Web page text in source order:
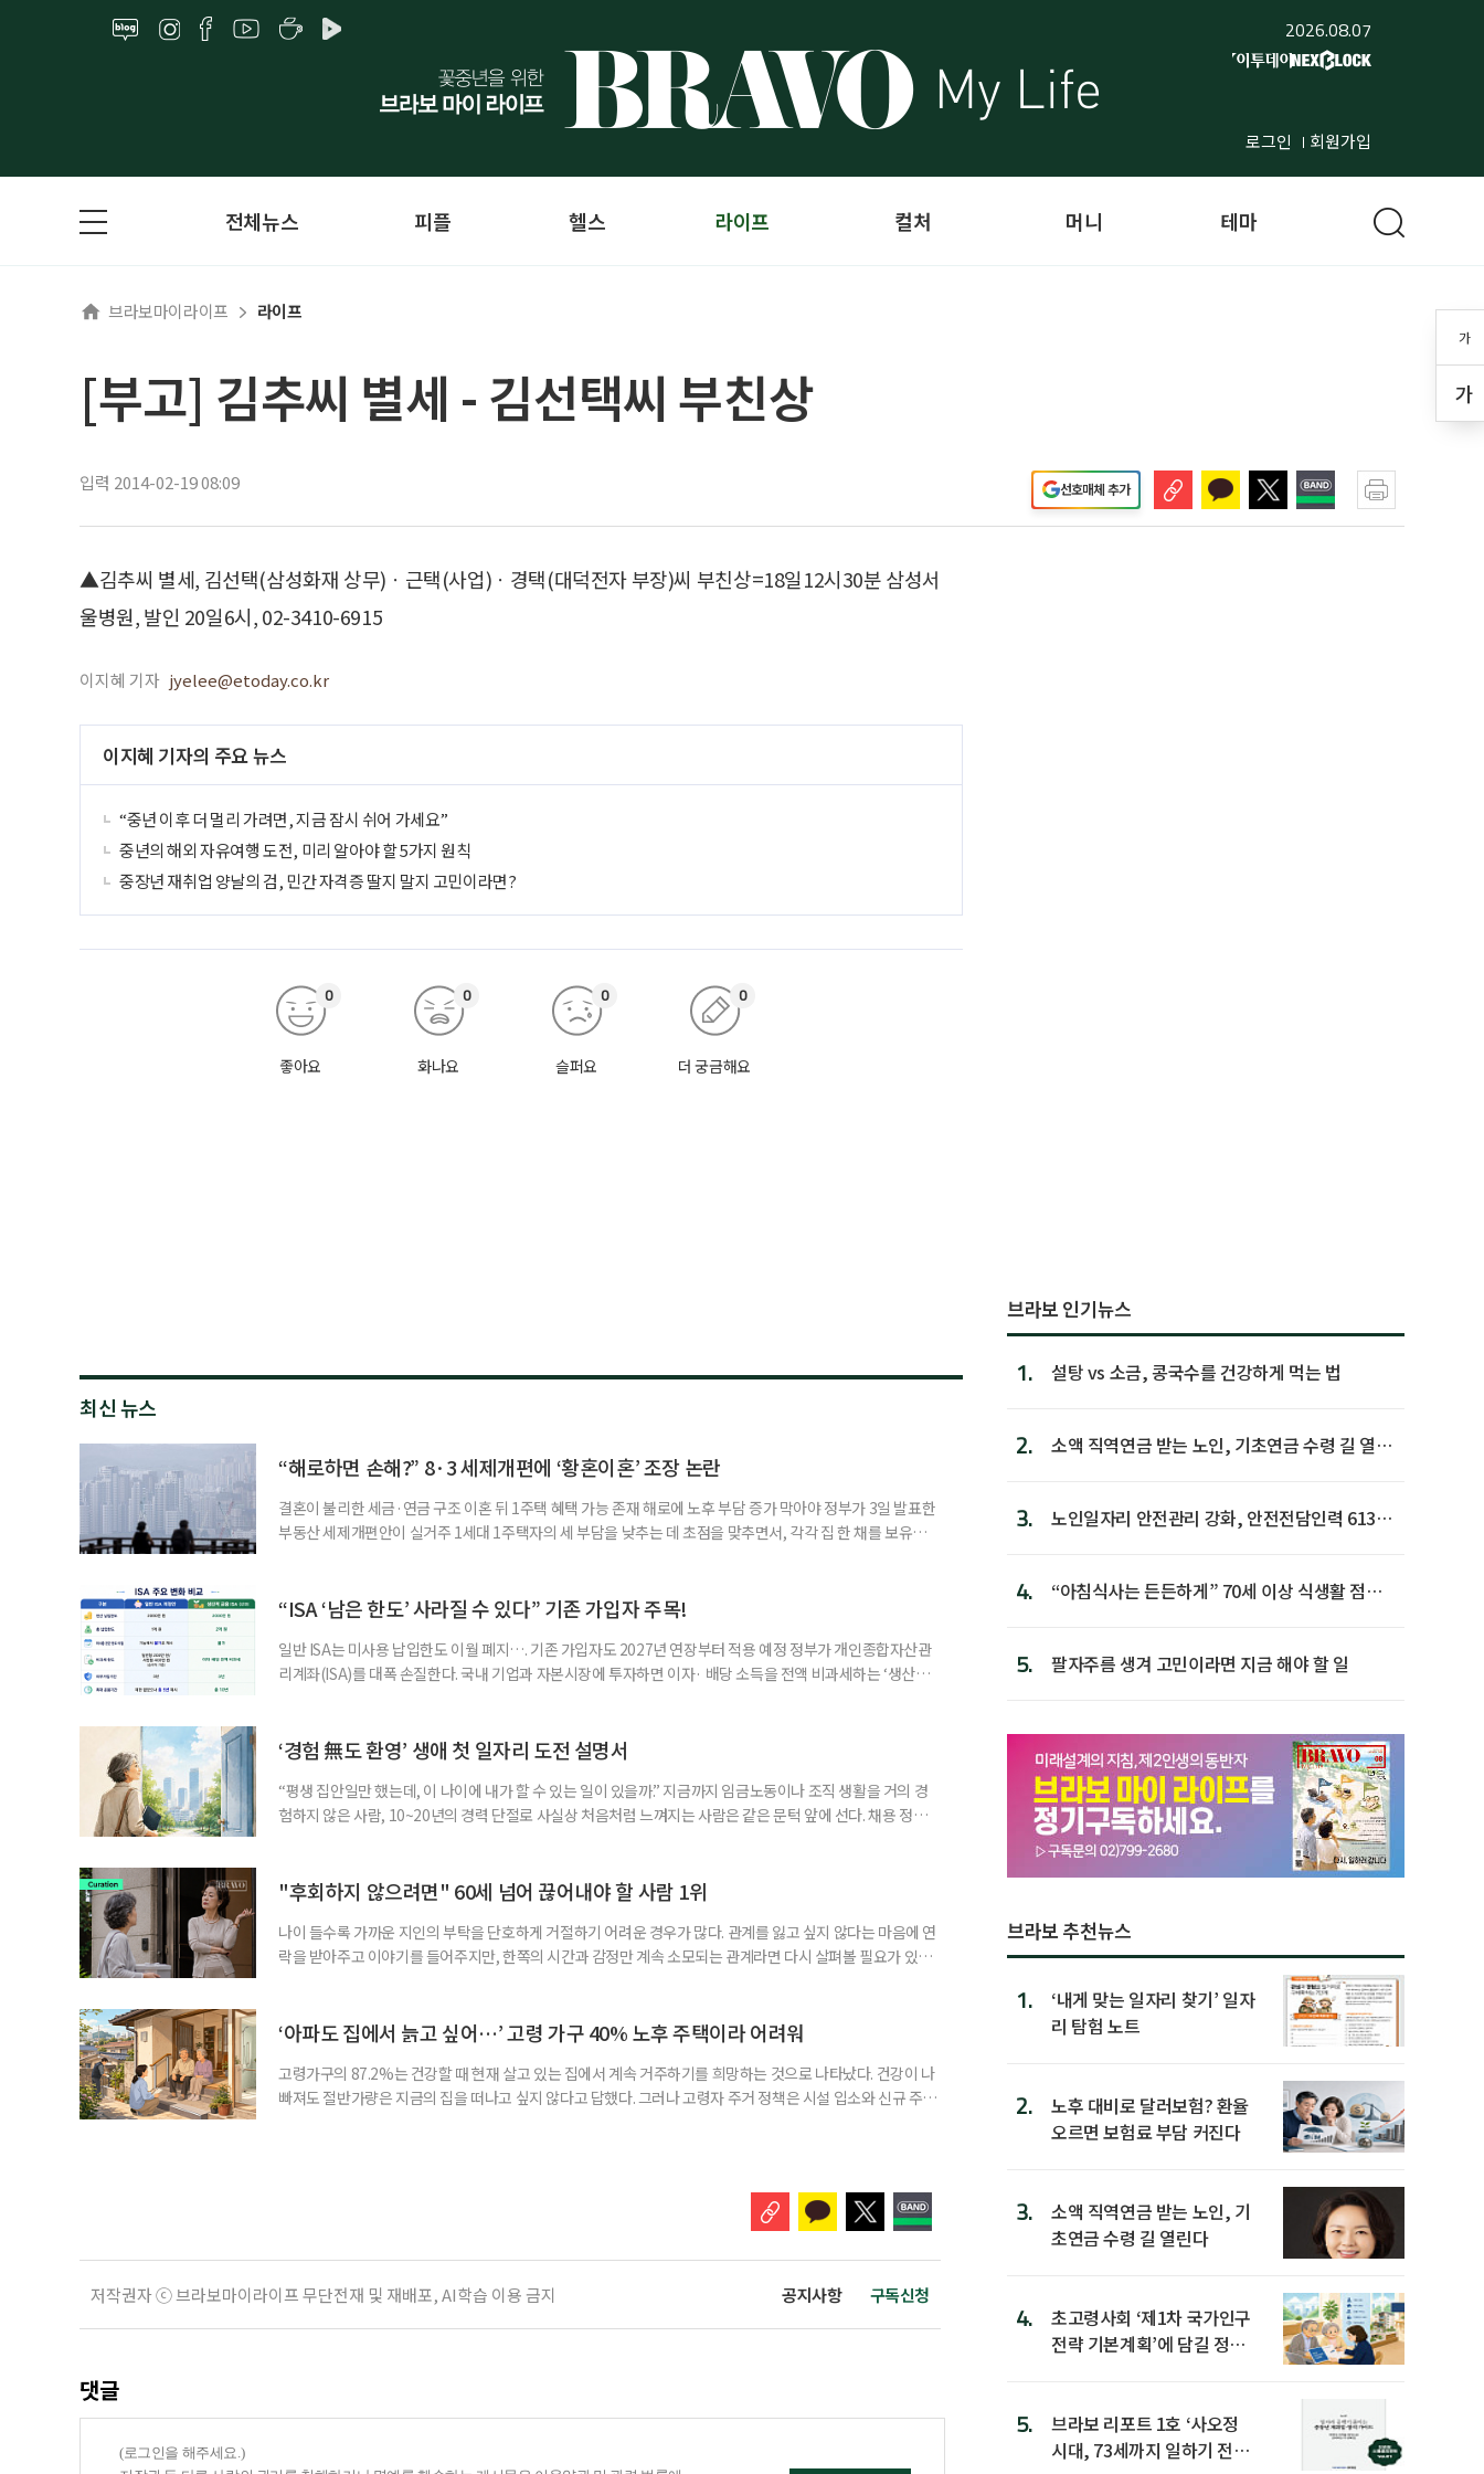
2026.08.07
로그인 회원가입
가
가
전체뉴스 피플 헬스 라이프 컬처 머니 테마
브라보마이라이프 라이프
[부고] 김추씨 별세 - 김선택씨 부친상
입력 2014-02-19 08:09 선호매체 추가
▲김추씨 별세, 김선택(삼성화재 상무)ㆍ근택(사업)ㆍ경택(대덕전자 부장)씨 부친상=18일12시30분 삼성서
울병원, 발인 20일6시, 02-3410-6915
이지혜 기자 jyelee@etoday.co.kr
이지혜 기자의 주요 뉴스
“중년 이후 더 멀리 가려면, 지금 잠시 쉬어 가세요”
중년의 해외 자유여행 도전, 미리 알아야 할 5가지 원칙
중장년 재취업 양날의 검, 민간 자격증 딸지 말지 고민이라면?
좋아요
0
화나요
0
슬퍼요
0
더 궁금해요
0
최신 뉴스
“해로하면 손해?” 8·3 세제개편에 ‘황혼이혼’ 조장 논란
결혼이 불리한 세금·연금 구조 이혼 뒤 1주택 혜택 가능 존재 해로에 노후 부담 증가 막아야 정부가 3일 발표한
부동산 세제개편안이 실거주 1세대 1주택자의 세 부담을 낮추는 데 초점을 맞추면서, 각각 집 한 채를 보유한
부가 각자 집 한 채씩을 보유하면 한 세대가 두 채를 가진 것으로 보지만, 실제 이혼해 주거와 생계를 분
“ISA ‘남은 한도’ 사라질 수 있다” 기존 가입자 주목!
일반 ISA는 미사용 납입한도 이월 폐지…. 기존 가입자도 2027년 연장부터 적용 예정 정부가 개인종합자산관
리계좌(ISA)를 대폭 손질한다. 국내 기업과 자본시장에 투자하면 이자· 배당 소득을 전액 비과세하는 ‘생산적
기 때문이다. 지난 3일 발표된 세제개편안이 국회 통과 후 그대로 시행된다면 법 시행 전 본
‘경험 無도 환영’ 생애 첫 일자리 도전 설명서
“평생 집안일만 했는데, 이 나이에 내가 할 수 있는 일이 있을까.” 지금까지 임금노동이나 조직 생활을 거의 경
험하지 않은 사람, 10~20년의 경력 단절로 사실상 처음처럼 느껴지는 사람은 같은 문턱 앞에 선다. 채용 정보를
경험이 풍부한 고령자는 중요한 국가 자원이다. 박경하 한국노인인력개발원 선임연구위
"후회하지 않으려면" 60세 넘어 끊어내야 할 사람 1위
나이 들수록 가까운 지인의 부탁을 단호하게 거절하기 어려운 경우가 많다. 관계를 잃고 싶지 않다는 마음에 연
락을 받아주고 이야기를 들어주지만, 한쪽의 시간과 감정만 계속 소모되는 관계라면 다시 살펴볼 필요가 있다.
게 여기며, 거절하는 순간 태도를 바꾸는 행동도 건강한 관계와는 거리가 멀다. 믿고 털어놓은 개인사나 약점을
‘아파도 집에서 늙고 싶어…’ 고령 가구 40% 노후 주택이라 어려워
고령가구의 87.2%는 건강할 때 현재 살고 있는 집에서 계속 거주하기를 희망하는 것으로 나타났다. 건강이 나
빠져도 절반가량은 지금의 집을 떠나고 싶지 않다고 답했다. 그러나 고령자 주거 정책은 시설 입소와 신규 주택
저작권자 ⓒ 브라보마이라이프 무단전재 및 재배포, AI학습 이용 금지 공지사항 구독신청
댓글
브라보 인기뉴스
1. 설탕 vs 소금, 콩국수를 건강하게 먹는 법
2.
소액 직역연금 받는 노인, 기초연금 수령 길 열린
3.
노인일자리 안전관리 강화, 안전전담인력 613명
4.
“아침식사는 든든하게” 70세 이상 식생활 점수
5. 팔자주름 생겨 고민이라면 지금 해야 할 일
브라보 추천뉴스
1.
‘내게 맞는 일자리 찾기’ 일자
리 탐험 노트
2.
노후 대비로 달러보험? 환율
오르면 보험료 부담 커진다
3.
소액 직역연금 받는 노인, 기
초연금 수령 길 열린다
4.
초고령사회 ‘제1차 국가인구
전략 기본계획’에 담길 정책
5.
브라보 리포트 1호 ‘사오정
시대, 73세까지 일하기 전략’